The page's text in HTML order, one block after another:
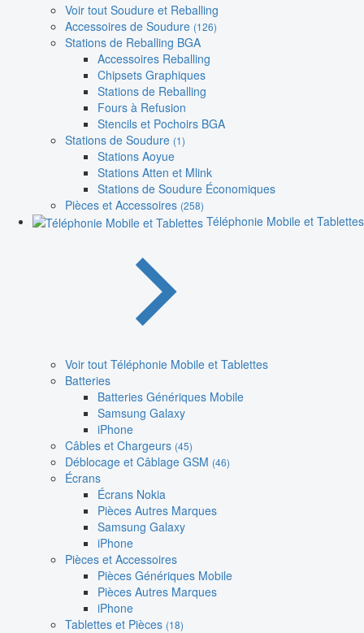
Voir tout Soudure et Reballing
Accessoires de Soudure (126)
Stations de Reballing BGA
Accessoires Reballing
Chipsets Graphiques
Stations de Reballing
Fours à Refusion
Stencils et Pochoirs BGA
Stations de Soudure (1)
Stations Aoyue
Stations Atten et Mlink
Stations de Soudure Économiques
Pièces et Accessoires (258)
Téléphonie Mobile et Tablettes
Voir tout Téléphonie Mobile et Tablettes
Batteries
Batteries Génériques Mobile
Samsung Galaxy
iPhone
Câbles et Chargeurs (45)
Déblocage et Câblage GSM (46)
Écrans
Écrans Nokia
Pièces Autres Marques
Samsung Galaxy
iPhone
Pièces et Accessoires
Pièces Génériques Mobile
Pièces Autres Marques
iPhone
Tablettes et Pièces (18)